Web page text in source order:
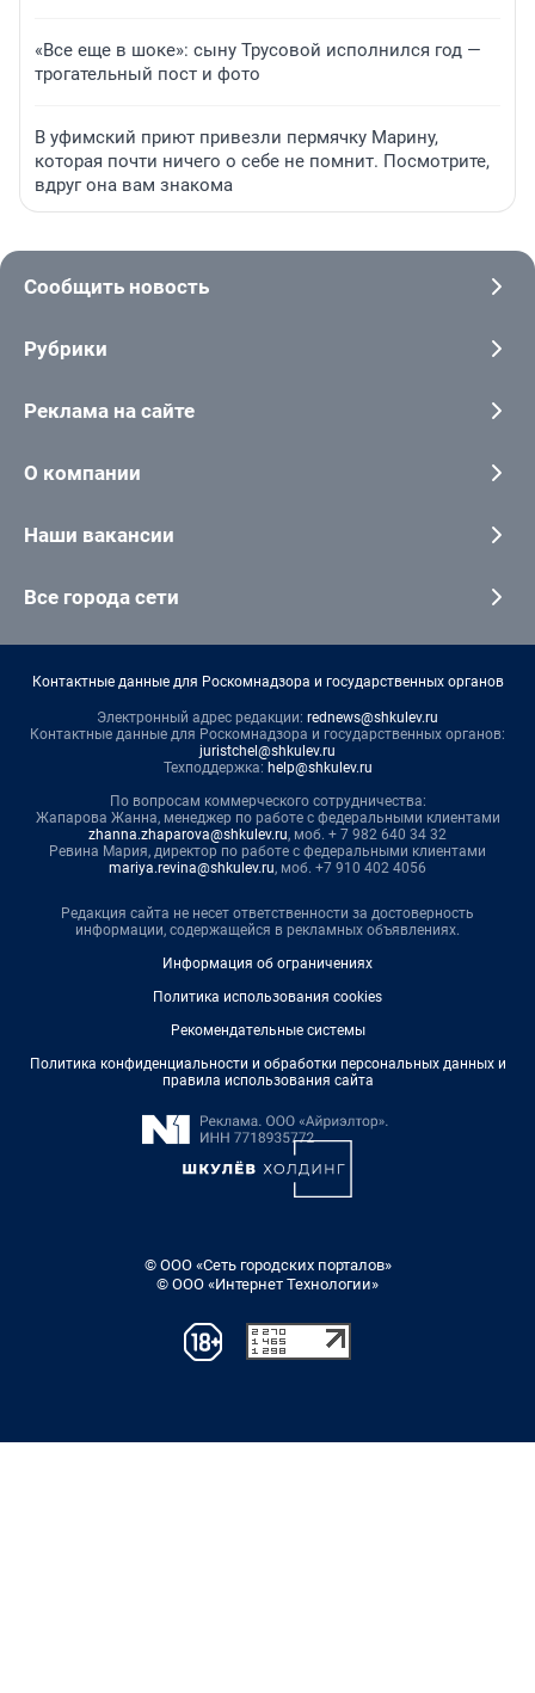
«Все еще в шоке»: сыну Трусовой исполнился год —
трогательный пост и фото
В уфимский приют привезли пермячку Марину,
которая почти ничего о себе не помнит. Посмотрите,
вдруг она вам знакома
Сообщить новость
Рубрики
Реклама на сайте
О компании
Наши вакансии
Все города сети
Контактные данные для Роскомнадзора и государственных органов
Электронный адрес редакции: rednews@shkulev.ru
Контактные данные для Роскомнадзора и государственных органов:
juristchel@shkulev.ru
Техподдержка: help@shkulev.ru
По вопросам коммерческого сотрудничества:
Жапарова Жанна, менеджер по работе с федеральными клиентами
zhanna.zhaparova@shkulev.ru, моб. + 7 982 640 34 32
Ревина Мария, директор по работе с федеральными клиентами
mariya.revina@shkulev.ru, моб. +7 910 402 4056
Редакция сайта не несет ответственности за достоверность
информации, содержащейся в рекламных объявлениях.
Информация об ограничениях
Политика использования cookies
Рекомендательные системы
Политика конфиденциальности и обработки персональных данных и
правила использования сайта
© ООО «Сеть городских порталов»
© ООО «Интернет Технологии»